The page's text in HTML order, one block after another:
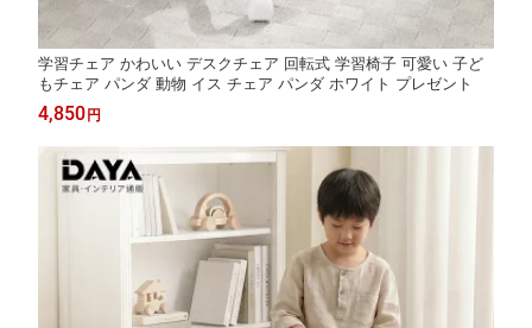
学習チェア かわいい デスクチェア 回転式 学習椅子 可愛い 子ど
もチェア パンダ 動物 イス チェア パンダ ホワイト プレゼント
4,850 円